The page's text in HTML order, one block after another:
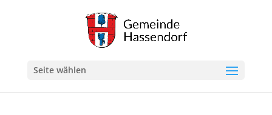
Seite wählen